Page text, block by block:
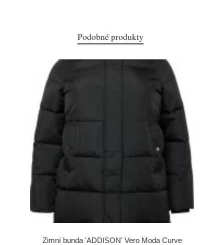
Podobné produkty
Zimní bunda 'ADDISON' Vero Moda Curve